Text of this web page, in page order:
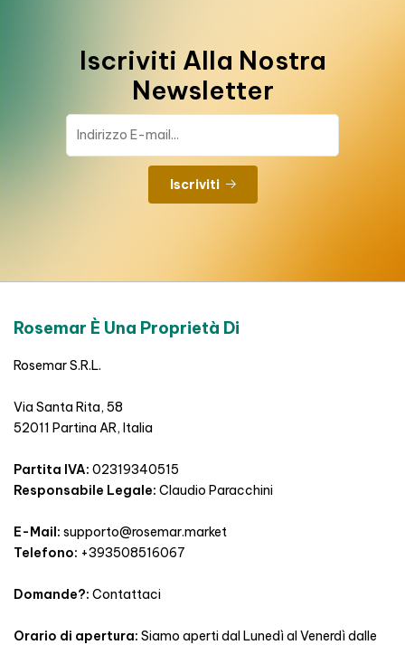
Iscriviti Alla Nostra
Newsletter
Iscriviti
Rosemar È Una Proprietà Di
Rosemar S.R.L.
Via Santa Rita, 58
52011 Partina AR, Italia
Partita IVA: 02319340515
Responsabile Legale: Claudio Paracchini
E-Mail: supporto@rosemar.market
Telefono: +393508516067
Domande?: Contattaci
Orario di apertura: Siamo aperti dal Lunedì al Venerdì dalle